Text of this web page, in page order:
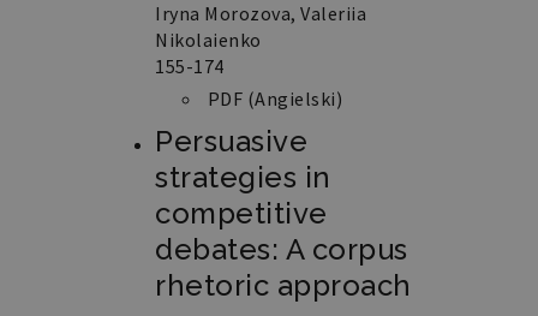
Iryna Morozova, Valeriia
Nikolaienko
155-174
PDF (Angielski)
Persuasive
strategies in
competitive
debates: A corpus
rhetoric approach
korzystanie z podstawowych funkcji
strony internetowej, takich jak
logowanie użytkownika i zarządzanie
kontem. Bez niezbędnych plików cookie
nie można prawidłowo korzystać ze
strony internetowej.
Nazwa Domena Okres
przechowywania
PHPSESSIDretoryka.edu.pl1 dzień
generowane
przez
aplikacje
oparte